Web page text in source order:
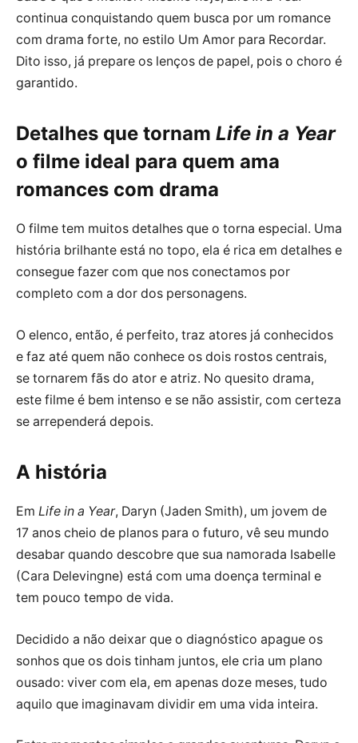
continua conquistando quem busca por um romance
com drama forte, no estilo Um Amor para Recordar.
Dito isso, já prepare os lenços de papel, pois o choro é
garantido.
Detalhes que tornam Life in a Year
o filme ideal para quem ama
romances com drama
O filme tem muitos detalhes que o torna especial. Uma
história brilhante está no topo, ela é rica em detalhes e
consegue fazer com que nos conectamos por
completo com a dor dos personagens.
O elenco, então, é perfeito, traz atores já conhecidos
e faz até quem não conhece os dois rostos centrais,
se tornarem fãs do ator e atriz. No quesito drama,
este filme é bem intenso e se não assistir, com certeza
se arrependerá depois.
A história
Em Life in a Year, Daryn (Jaden Smith), um jovem de
17 anos cheio de planos para o futuro, vê seu mundo
desabar quando descobre que sua namorada Isabelle
(Cara Delevingne) está com uma doença terminal e
tem pouco tempo de vida.
Decidido a não deixar que o diagnóstico apague os
sonhos que os dois tinham juntos, ele cria um plano
ousado: viver com ela, em apenas doze meses, tudo
aquilo que imaginavam dividir em uma vida inteira.